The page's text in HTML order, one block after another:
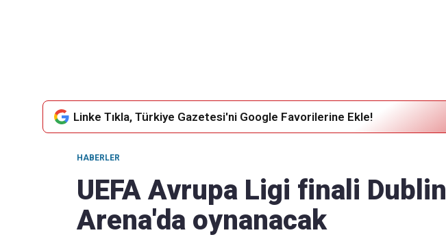
Linke Tıkla, Türkiye Gazetesi'ni Google Favorilerine Ekle!
HABERLER
UEFA Avrupa Ligi finali Dublin
Arena'da oynanacak